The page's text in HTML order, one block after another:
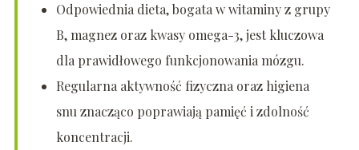
Odpowiednia dieta, bogata w witaminy z grupy
B, magnez oraz kwasy omega-3, jest kluczowa
dla prawidłowego funkcjonowania mózgu.
Regularna aktywność fizyczna oraz higiena
snu znacząco poprawiają pamięć i zdolność
koncentracji.